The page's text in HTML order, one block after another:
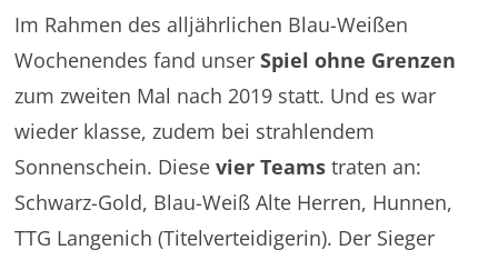
Im Rahmen des alljährlichen Blau-Weißen
Wochenendes fand unserSpiel ohne Grenzen
zum zweiten Mal nach 2019 statt. Und es war
wieder klasse, zudem bei strahlendem
Sonnenschein. Diesevier Teams traten an:
Schwarz-Gold, Blau-Weiß Alte Herren, Hunnen,
TTG Langenich (Titelverteidigerin). Der Sieger